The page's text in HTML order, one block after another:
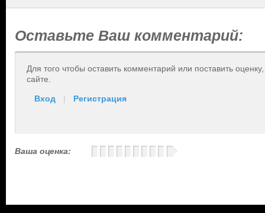
Оставьте Ваш комментарий:
Для того чтобы оставить комментарий или поставить
сайте.
Вход | Регистрация
Ваша оценка: